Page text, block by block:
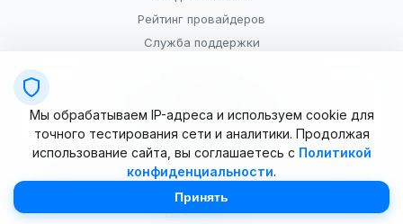
Рейтинг провайдеров
Служба поддержки
Условия использования
© 2025–2026 OpenSpeedTest (ИП Долматова В.В.). Все права
Мы обрабатываем IP-адреса и используем cookie для
точного тестирования сети и аналитики. Продолжая
использование сайта, вы соглашаетесь с Политикой
конфиденциальности.
Принять